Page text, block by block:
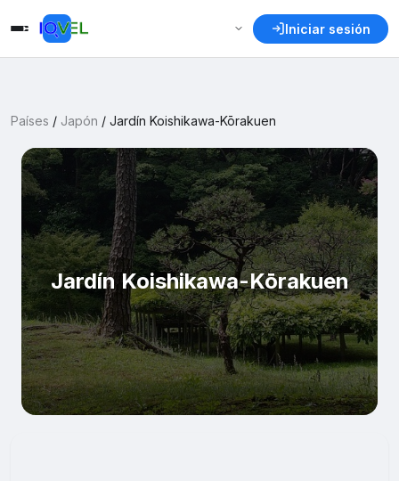
Iniciar sesión
Países / Japón / Jardín Koishikawa-Kōrakuen
Jardín Koishikawa-Kōrakuen